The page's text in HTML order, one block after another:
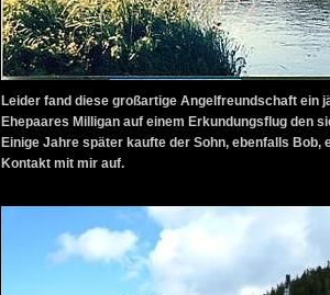
Leider fand diese großartige Angelfreundschaft ein
Ehepaares Milligan auf einem Erkundungsflug den
Einige Jahre später kaufte der Sohn, ebenfalls Bob,
Kontakt mit mir auf.